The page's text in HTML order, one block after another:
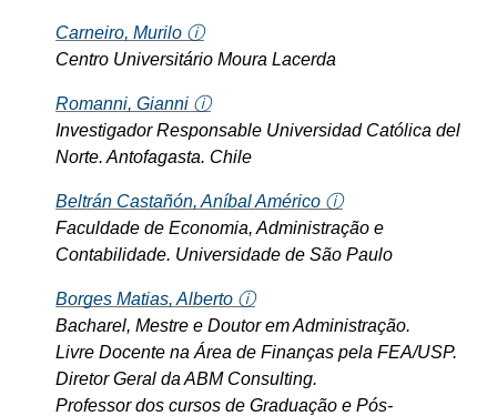
Carneiro, Murilo ⓘ
Centro Universitário Moura Lacerda
Romanni, Gianni ⓘ
Investigador Responsable Universidad Católica del
Norte. Antofagasta. Chile
Beltrán Castañón, Aníbal Américo ⓘ
Faculdade de Economia, Administração e
Contabilidade. Universidade de São Paulo
Borges Matias, Alberto ⓘ
Bacharel, Mestre e Doutor em Administração.
Livre Docente na Área de Finanças pela FEA/USP.
Diretor Geral da ABM Consulting.
Professor dos cursos de Graduação e Pós-